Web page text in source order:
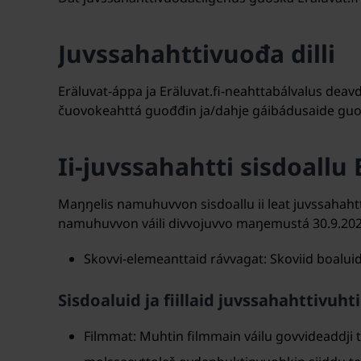
Juvssahahttivuođa dilli
Eräluvat-áppa ja Eräluvat.fi-neahttabálvalus
čuovokeahttá guođđin ja/dahje gáibádusaide
Ii-juvssahahtti sisdoallu
Maŋŋelis namuhuvvon sisdoallu ii leat
namuhuvvon váili divvojuvvo maŋemustá
Skovvi-elemeanttaid rávvagat: Skoviid
Sisdoaluid ja fiillaid
Filmmat: Muhtin filmmain váilu